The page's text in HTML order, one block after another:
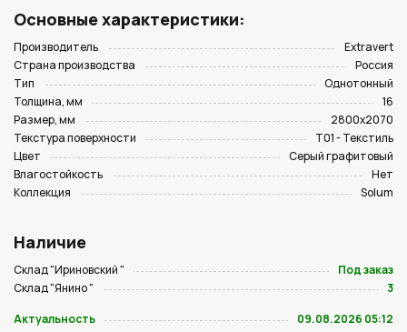
Основные характеристики:
Производитель
Extravert
Страна производства
Россия
Тип
Однотонный
Толщина, мм
16
Размер, мм
2800х2070
Текстура поверхности
T01 - Текстиль
Цвет
Серый графитовый
Влагостойкость
Нет
Коллекция
Solum
Наличие
Склад "Ириновский "
Под заказ
Склад "Янино "
3
Актуальность
09.08.2026 05:12